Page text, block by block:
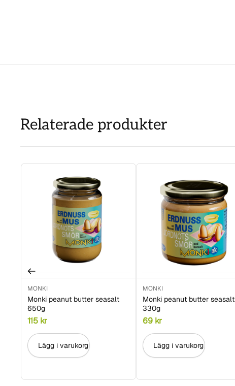
Relaterade produkter
MONKI
Monki peanut butter seasalt
650g
115 kr
Lägg i varukorg
MONKI
Monki peanut butter seasalt
330g
69 kr
Lägg i varukorg